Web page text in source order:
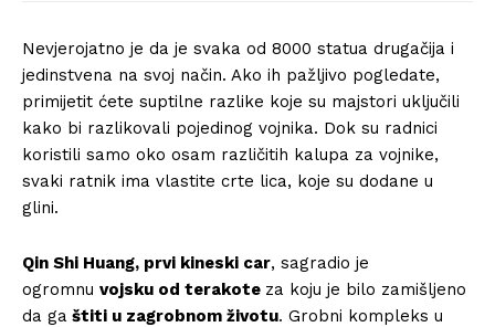
Nevjerojatno je da je svaka od 8000 statua drugačija i
jedinstvena na svoj način. Ako ih pažljivo pogledate,
primijetit ćete suptilne razlike koje su majstori uključili
kako bi razlikovali pojedinog vojnika. Dok su radnici
koristili samo oko osam različitih kalupa za vojnike,
svaki ratnik ima vlastite crte lica, koje su dodane u
glini.
Qin Shi Huang, prvi kineski car, sagradio je
ogromnu vojsku od terakote za koju je bilo zamišljeno
da ga štiti u zagrobnom životu. Grobni kompleks u